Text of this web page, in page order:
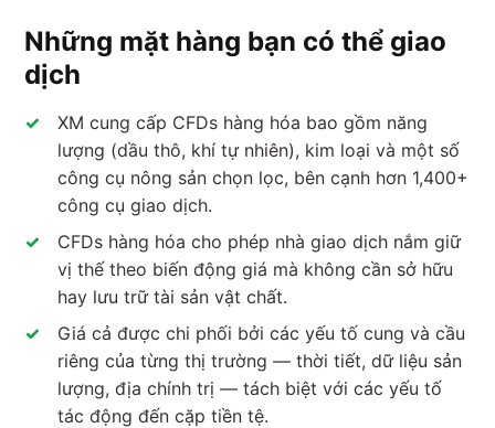
Những mặt hàng bạn có thể giao
dịch
XM cung cấp CFDs hàng hóa bao gồm năng
lượng (dầu thô, khí tự nhiên), kim loại và một số
công cụ nông sản chọn lọc, bên cạnh hơn 1,400+
công cụ giao dịch.
CFDs hàng hóa cho phép nhà giao dịch nắm giữ
vị thế theo biến động giá mà không cần sở hữu
hay lưu trữ tài sản vật chất.
Giá cả được chi phối bởi các yếu tố cung và cầu
riêng của từng thị trường — thời tiết, dữ liệu sản
lượng, địa chính trị — tách biệt với các yếu tố
tác động đến cặp tiền tệ.